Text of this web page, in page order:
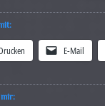
Drucken E-Mail